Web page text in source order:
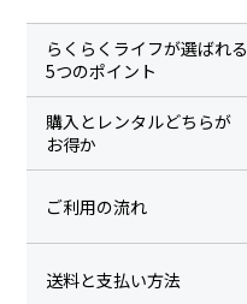
らくらくライフが選ばれる
5つのポイント
購入とレンタルどちらが
お得か
ご利用の流れ
送料と支払い方法